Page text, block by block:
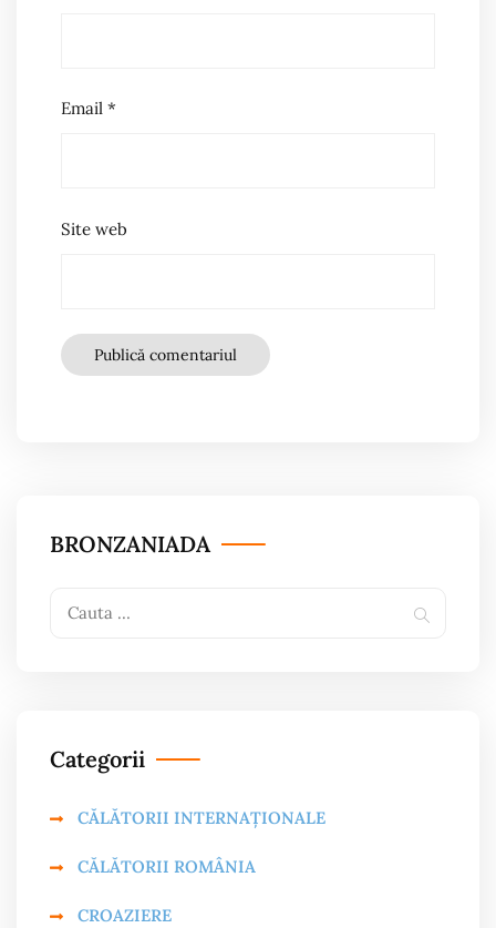
Email *
Site web
BRONZANIADA
Search
Search
Categorii
CĂLĂTORII INTERNAȚIONALE
CĂLĂTORII ROMÂNIA
CROAZIERE